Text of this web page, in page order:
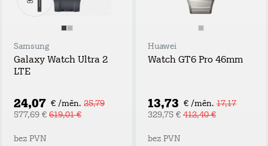
Samsung
Galaxy Watch Ultra 2
LTE
24,07 € /mēn. 25,79
577,69 € 619,01 €
bez PVN
Huawei
Watch GT6 Pro 46mm
13,73 € /mēn. 17,17
329,75 € 412,40 €
bez PVN